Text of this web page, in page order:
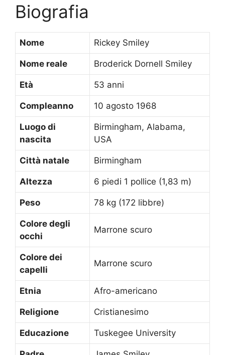
Biografia
Nome Rickey Smiley
Nome reale Broderick Dornell Smiley
Età 53 anni
Compleanno 10 agosto 1968
Luogo di
nascita
Birmingham, Alabama,
USA
Città natale Birmingham
Altezza 6 piedi 1 pollice (1,83 m)
Peso 78 kg (172 libbre)
Colore degli
occhi
Marrone scuro
Colore dei
capelli
Marrone scuro
Etnia Afro-americano
Religione Cristianesimo
Educazione Tuskegee University